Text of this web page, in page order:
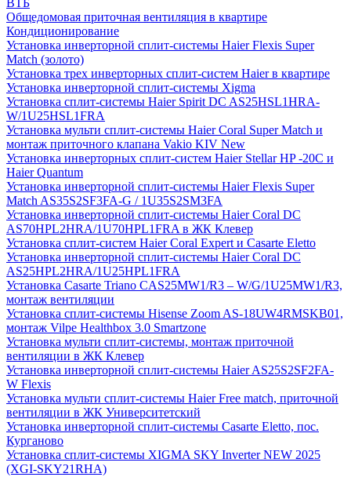
ВТБ
Общедомовая приточная вентиляция в квартире
Кондиционирование
Установка инверторной сплит-системы Haier Flexis Super
Match (золото)
Установка трех инверторных сплит-систем Haier в квартире
Установка инверторной сплит-системы Xigma
Установка сплит-системы Haier Spirit DC AS25HSL1HRA-
W/1U25HSL1FRA
Установка мульти сплит-системы Haier Coral Super Match и
монтаж приточного клапана Vakio KIV New
Установка инверторных сплит-систем Haier Stellar HP -20С и
Haier Quantum
Установка инверторной сплит-системы Haier Flexis Super
Match AS35S2SF3FA-G / 1U35S2SM3FA
Установка инверторной сплит-системы Haier Coral DC
AS70HPL2HRA/1U70HPL1FRA в ЖК Клевер
Установка сплит-систем Haier Coral Expert и Casarte Eletto
Установка инверторной сплит-системы Haier Coral DC
AS25HPL2HRA/1U25HPL1FRA
Установка Casarte Triano CAS25MW1/R3 – W/G/1U25MW1/R3,
монтаж вентиляции
Установка сплит-системы Hisense Zoom AS-18UW4RMSKB01,
монтаж Vilpe Healthbox 3.0 Smartzone
Установка мульти сплит-системы, монтаж приточной
вентиляции в ЖК Клевер
Установка инверторной сплит-системы Haier AS25S2SF2FA-
W Flexis
Установка мульти сплит-системы Haier Free match, приточной
вентиляции в ЖК Университетский
Установка инверторной сплит-системы Casarte Eletto, пос.
Курганово
Установка сплит-системы XIGMA SKY Inverter NEW 2025
(XGI-SKY21RHA)